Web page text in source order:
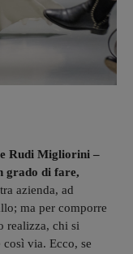
Rudi Migliorini –
grado di fare,
azienda, ad
ma per comporre
realizza, chi si
via. Ecco, se